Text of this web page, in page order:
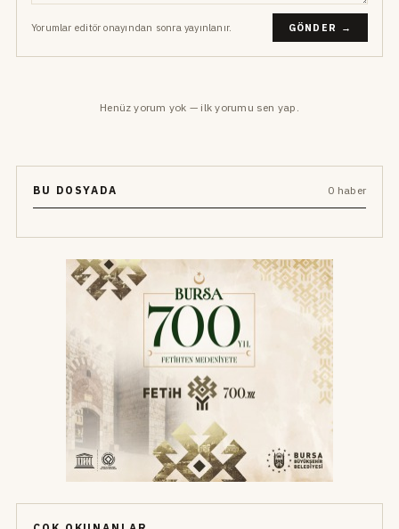
Yorumlar editör onayından sonra yayınlanır. GÖNDER →
Henüz yorum yok — ilk yorumu sen yap.
BU DOSYADA 0 haber